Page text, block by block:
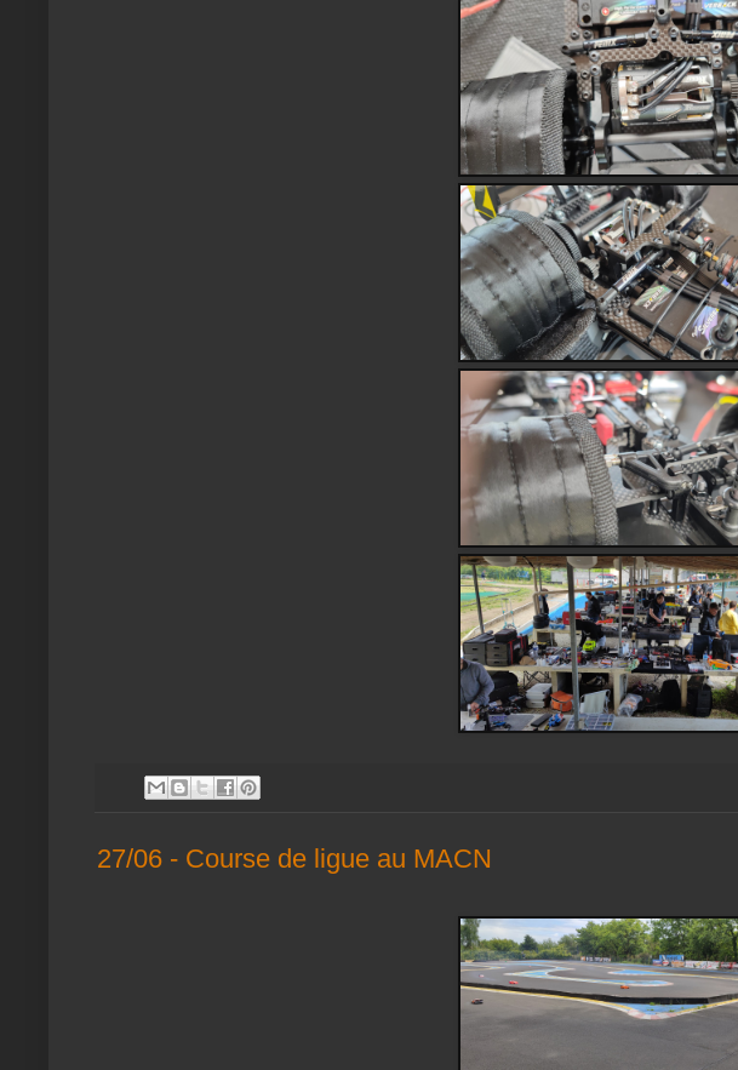
27/06 - Course de ligue au MACN